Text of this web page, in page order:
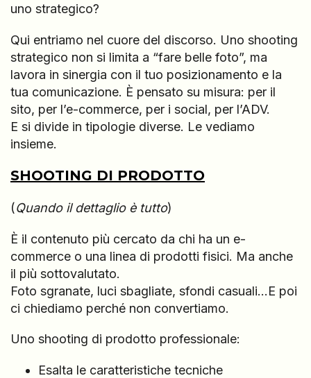
uno strategico?
Qui entriamo nel cuore del discorso. Uno shooting
strategico non si limita a “fare belle foto”, ma
lavora in sinergia con il tuo posizionamento e la
tua comunicazione. È pensato su misura: per il
sito, per l’e-commerce, per i social, per l’ADV.
E si divide in tipologie diverse. Le vediamo
insieme.
SHOOTING DI PRODOTTO
(Quando il dettaglio è tutto)
È il contenuto più cercato da chi ha un e-
commerce o una linea di prodotti fisici. Ma anche
il più sottovalutato.
Foto sgranate, luci sbagliate, sfondi casuali…E poi
ci chiediamo perché non convertiamo.
Uno shooting di prodotto professionale:
Esalta le caratteristiche tecniche